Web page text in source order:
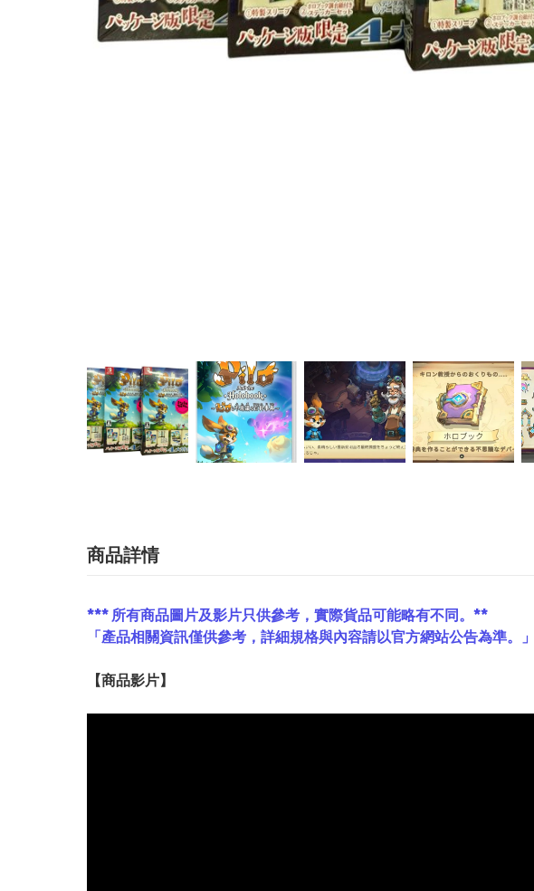
商品詳情
*** 所有商品圖片及影片只供參考，實際貨品可能略有不同。**
「產品相關資訊僅供參考，詳細規格與內容請以官方網站公告為準。」
【商品影片】